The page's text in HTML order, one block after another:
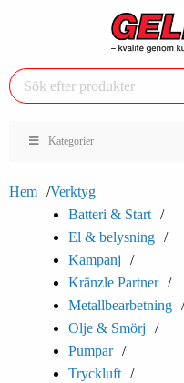
Kategorier
Hem
Verktyg
Batteri & Start
El & belysning
Kampanj
Kränzle Partner
Metallbearbetning
Olje & Smörj
Pumpar
Tryckluft